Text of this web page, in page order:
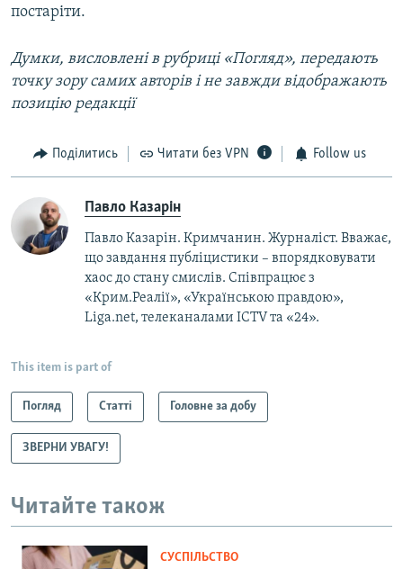
постаріти.
Думки, висловлені в рубриці «Погляд», передають
точку зору самих авторів і не завжди відображають
позицію редакції
Поділитись Читати без VPN Follow us
Павло Казарін
Павло Казарін. Кримчанин. Журналіст. Вважає,
що завдання публіцистики – впорядковувати
хаос до стану смислів. Співпрацює з
«Крим.Реалії», «Українською правдою»,
Liga.net, телеканалами ICTV та «24».
This item is part of
Погляд Статті Головне за добу
ЗВЕРНИ УВАГУ!
Читайте також
СУСПІЛЬСТВО